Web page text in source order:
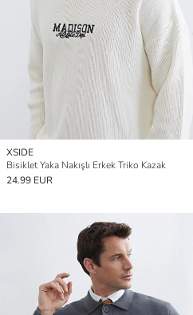
XSIDE
Bisiklet Yaka Nakışlı Erkek Triko Kazak
24.99 EUR